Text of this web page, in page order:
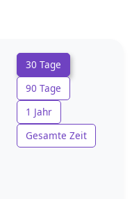
30 Tage
90 Tage
1 Jahr
Gesamte Zeit